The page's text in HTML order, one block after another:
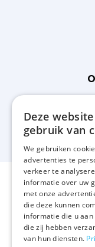
Deze
gebruik van
We gebruiken
advertenties te
verkeer te
informatie over uw
met onze
die deze kunnen
informatie die u
die zij hebben
van hun diensten.